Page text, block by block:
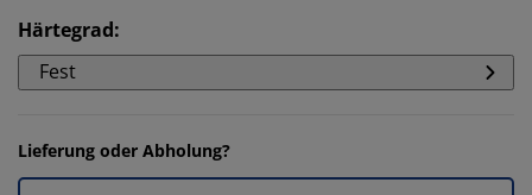
Härtegrad:
Fest
Lieferung oder Abholung?